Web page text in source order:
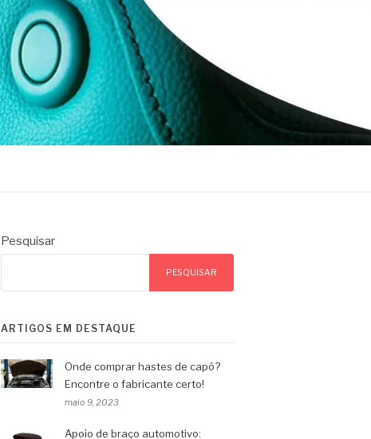
Pesquisar
PESQUISAR
ARTIGOS EM DESTAQUE
Onde comprar hastes de capô?
Encontre o fabricante certo!
maio 9, 2023
Apoio de braço automotivo: